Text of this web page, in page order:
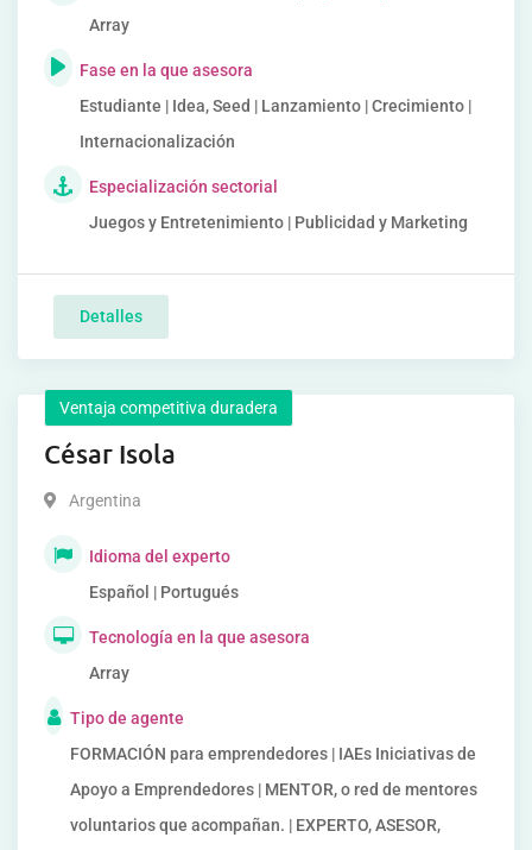
Array
Fase en la que asesora
Estudiante | Idea, Seed | Lanzamiento | Crecimiento |
Internacionalización
Especialización sectorial
Juegos y Entretenimiento | Publicidad y Marketing
Detalles
Ventaja competitiva duradera
César Isola
Argentina
Idioma del experto
Español | Portugués
Tecnología en la que asesora
Array
Tipo de agente
FORMACIÓN para emprendedores | IAEs Iniciativas de
Apoyo a Emprendedores | MENTOR, o red de mentores
voluntarios que acompañan. | EXPERTO, ASESOR,